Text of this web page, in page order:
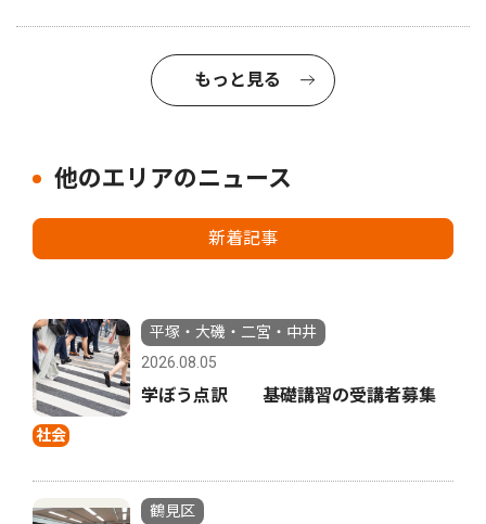
もっと見る
他のエリアのニュース
新着記事
社会
平塚・大磯・二宮・中井
2026.08.05
学ぼう点訳 基礎講習の受講者募集
鶴見区